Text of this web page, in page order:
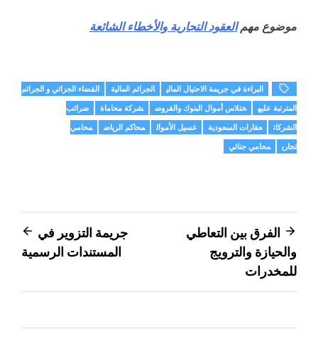
موضوع مهمالعقود التجارية والأخطاء الشائعة
البراءة في جريمة الاحتيال المالي الجرائم المالية
القضاء الجزائي و الجرائم
المترتبة عليه
ختلاس أموال البنوك والقروض شركة محاماة
ضرائب
الشركات
عقارات السعودية غسيل الأموال محاكم الرياض
محامي
تجاري
محامي جنائي
تصفّح
المقالات
الفرق بين التعاطي
والحيازة والترويج
للمخدرات
جريمة التزوير في
المستندات الرسمية